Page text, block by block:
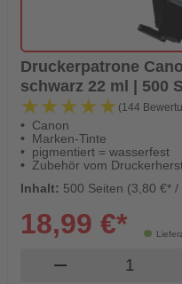
Druckerpatrone
schwarz 22 ml | 500
★★★★★
★★★★★ (144
Canon
Marken-Tinte
pigmentiert = wasserfest
Zubehör vom
Inhalt: 500 Seiten (3,80 €* /
18,99 €*
remove Produkt